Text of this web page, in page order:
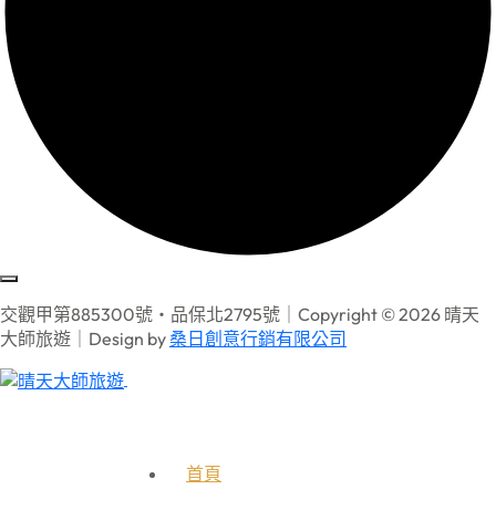
交觀甲第885300號‧品保北2795號｜Copyright © 2026 晴天
大師旅遊｜Design by 桑日創意行銷有限公司
首頁